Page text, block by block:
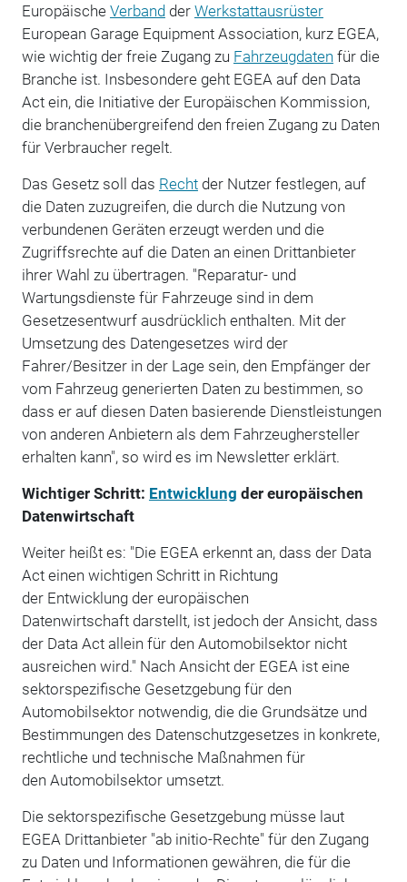
Europäische Verbandder Werkstattausrüster
European Garage Equipment Association, kurz EGEA,
wie wichtig der freie Zugang zu Fahrzeugdaten für die
Branche ist. Insbesondere geht EGEA auf den Data
Act ein, die Initiative der Europäischen Kommission,
die branchenübergreifend den freien Zugang zu Daten
für Verbraucher regelt.
Das Gesetz soll das Rechtder Nutzer festlegen, auf
die Daten zuzugreifen, die durch die Nutzung von
verbundenen Geräten erzeugt werden und die
Zugriffsrechte auf die Daten an einen Drittanbieter
ihrer Wahl zu übertragen. "Reparatur- und
Wartungsdienste für Fahrzeuge sind in dem
Gesetzesentwurf ausdrücklich enthalten. Mit der
Umsetzung des Datengesetzes wird der
Fahrer/Besitzer in der Lage sein, den Empfänger der
vom Fahrzeug generierten Daten zu bestimmen, so
dass er auf diesen Daten basierende Dienstleistungen
von anderen Anbietern als dem Fahrzeughersteller
erhalten kann", so wird es im Newsletter erklärt.
Wichtiger Schritt: Entwicklung der europäischen
Datenwirtschaft
Weiter heißt es: "Die EGEA erkennt an, dass der Data
Act einen wichtigen Schritt in Richtung
der Entwicklung der europäischen
Datenwirtschaft darstellt, ist jedoch der Ansicht, dass
der Data Act allein für den Automobilsektor nicht
ausreichen wird." Nach Ansicht der EGEA ist eine
sektorspezifische Gesetzgebung für den
Automobilsektor notwendig, die die Grundsätze und
Bestimmungen des Datenschutzgesetzes in konkrete,
rechtliche und technische Maßnahmen für
den Automobilsektor umsetzt.
Die sektorspezifische Gesetzgebung müsse laut
EGEA Drittanbieter "ab initio-Rechte" für den Zugang
zu Daten und Informationen gewähren, die für die